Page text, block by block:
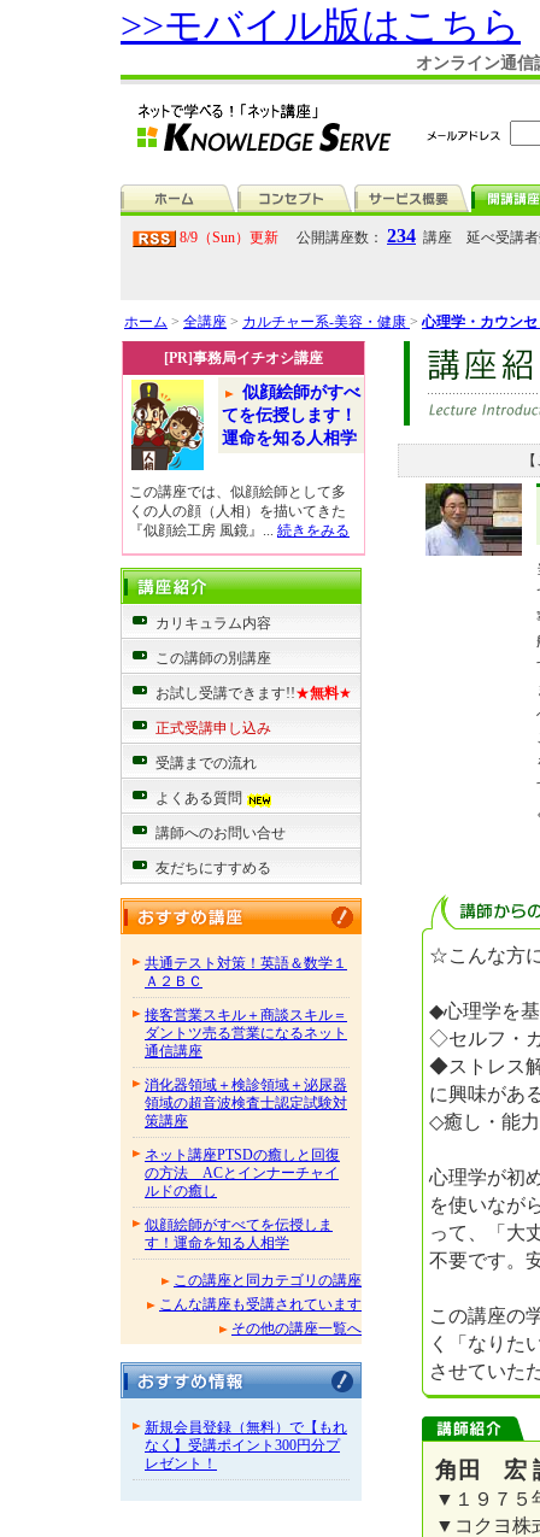
>>モバイル版はこちら
オンライン通
8/9（Sun）更新 公開講座数： 234 講座 延べ受講
ホーム > 全講座 > カルチャー系-美容・健康 >心理学・カウン
[PR]事務局イチオシ講座
似顔絵師がすべ
てを伝授します！
運命を知る人相学
この講座では、似顔絵師として多
くの人の顔（人相）を描いてきた
『似顔絵工房 風鏡』... 続きをみる
カリキュラム内容
この講師の別講座
お試し受講できます!!★無料★
正式受講申し込み
受講までの流れ
よくある質問
講師へのお問い合せ
友だちにすすめる
共通テスト対策！英語＆数学１
Ａ２ＢＣ
接客営業スキル＋商談スキル＝
ダントツ売る営業になるネット
通信講座
消化器領域＋検診領域＋泌尿器
領域の超音波検査士認定試験対
策講座
ネット講座PTSDの癒しと回復
の方法 ACとインナーチャイ
ルドの癒し
似顔絵師がすべてを伝授しま
す！運命を知る人相学
この講座と同カテゴリの講座
こんな講座も受講されています
その他の講座一覧へ
新規会員登録（無料）で【もれ
なく】受講ポイント300円分プ
レゼント！
☆こんな方
◆心理学を
◇セルフ・
◆ストレス
に興味があ
◇癒し・能
心理学が初
を使いなが
って、「大
不要です。
この講座の
く「なりた
させていた
角田 宏
▼１９７５
▼コクヨ株